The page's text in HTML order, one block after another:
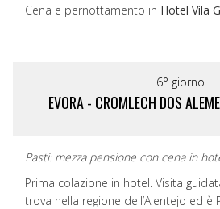
Cena e pernottamento in Hotel Vila
6° giorno
EVORA - CROMLECH DOS
Pasti: mezza pensione con cena in
Prima colazione in hotel. Visita
trova nella regione dell’Alentejo ed